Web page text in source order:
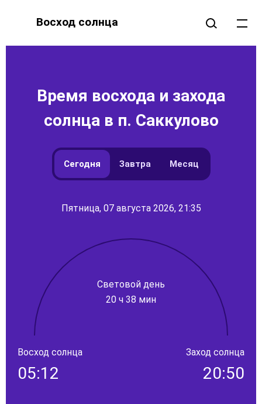
Восход солнца
Время восхода и захода
солнца в п. Саккулово
Сегодня Завтра Месяц
Пятница, 07 августа 2026, 21:35
Световой день
20 ч 38 мин
Восход солнца
05:12
Заход солнца
20:50